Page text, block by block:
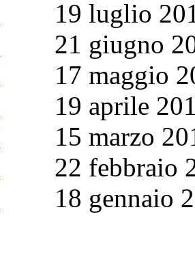
19 luglio
21 giugno
17 maggio
19 aprile
15 marzo
22 febbraio
18 gennaio